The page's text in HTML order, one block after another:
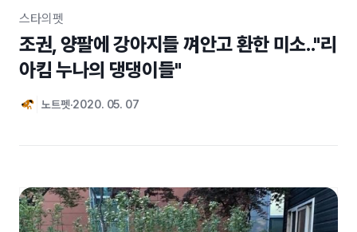
스타의펫
조권, 양팔에 강아지들 껴안고 환한 미소.."리
아킴 누나의 댕댕이들"
노트펫 2020. 05. 07